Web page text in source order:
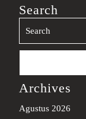
Search
Search
Archives
Agustus 2026